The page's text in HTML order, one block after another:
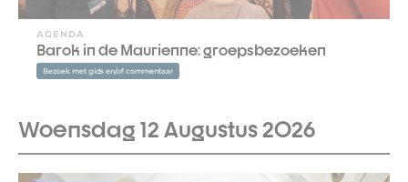
AGENDA
Barok in de Maurienne: groepsbezoeken
Bezoek met gids en/of commentaar
Woensdag 12 Augustus 2026